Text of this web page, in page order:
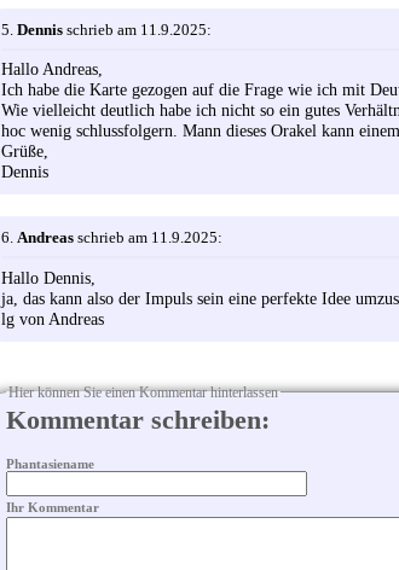
5. Dennis schrieb am 11.9.2025:
Hallo Andreas,
Ich habe die Karte gezogen auf die Frage wie ich mit
Wie vielleicht deutlich habe ich nicht so ein gutes
hoc wenig schlussfolgern. Mann dieses Orakel kann
Grüße,
Dennis
6. Andreas schrieb am 11.9.2025:
Hallo Dennis,
ja, das kann also der Impuls sein eine perfekte Idee
lg von Andreas
Hier können Sie einen Kommentar hinterlassen
Kommentar schreiben:
Phantasiename
Ihr Kommentar